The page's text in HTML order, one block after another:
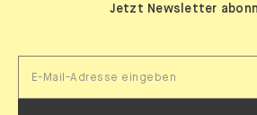
Jetzt Newsletter